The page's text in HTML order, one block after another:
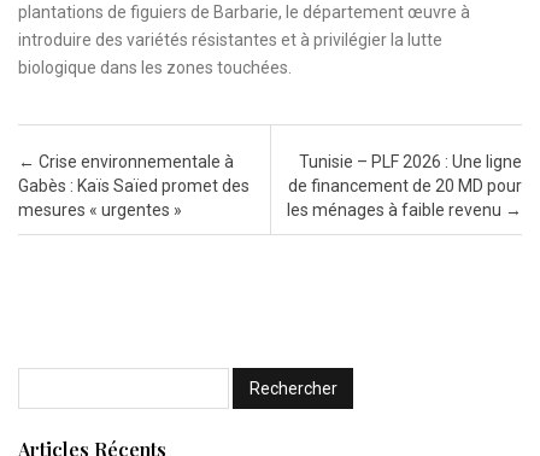
plantations de figuiers de Barbarie, le département œuvre à
introduire des variétés résistantes et à privilégier la lutte
biologique dans les zones touchées.
Post navigation
← Crise environnementale à
Gabès : Kaïs Saïed promet des
mesures « urgentes »
Tunisie – PLF 2026 : Une ligne
de financement de 20 MD pour
les ménages à faible revenu →
Articles Récents